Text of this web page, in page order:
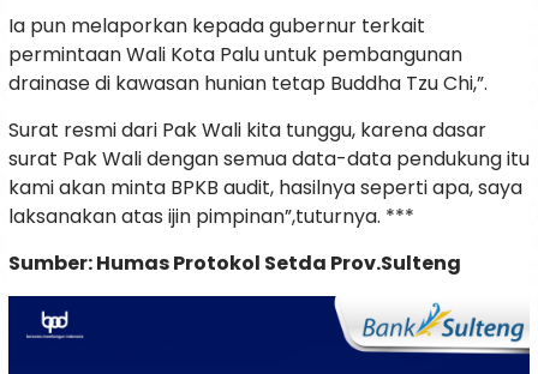
Ia pun melaporkan kepada gubernur terkait
permintaan Wali Kota Palu untuk pembangunan
drainase di kawasan hunian tetap Buddha Tzu Chi,”.
Surat resmi dari Pak Wali kita tunggu, karena dasar
surat Pak Wali dengan semua data-data pendukung itu
kami akan minta BPKB audit, hasilnya seperti apa, saya
laksanakan atas ijin pimpinan”,tuturnya. ***
Sumber: Humas Protokol Setda Prov.Sulteng